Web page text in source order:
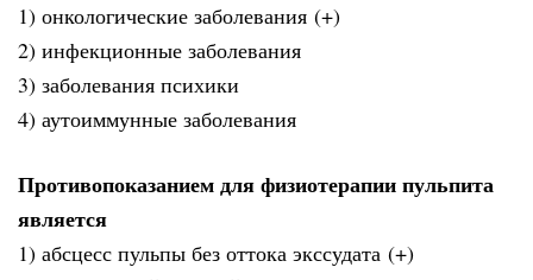
1) онкологические заболевания (+)
2) инфекционные заболевания
3) заболевания психики
4) аутоиммунные заболевания
Противопоказанием для физиотерапии пульпита
является
1) абсцесс пульпы без оттока экссудата (+)